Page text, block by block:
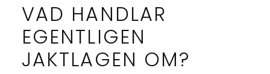
VAD HANDLAR
EGENTLIGEN
JAKTLAGEN OM?